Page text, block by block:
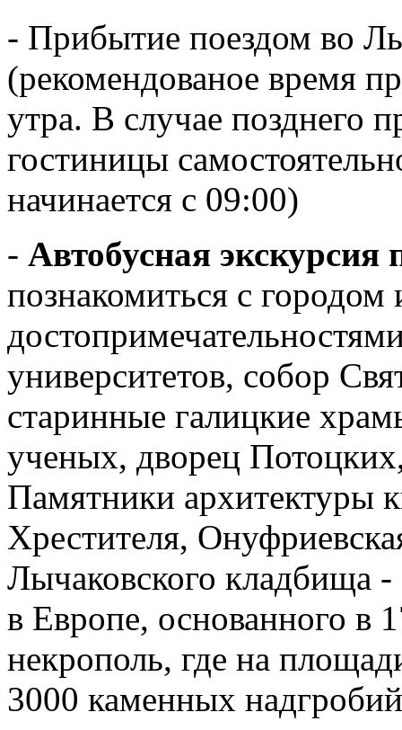
- Прибытие поездом во
(рекомендованое время
утра. В случае позднего
гостиницы
начинается с 09:00)
- Автобусная экскурсия
познакомиться с
университетов, собор
старинные галицкие
ученых, дворец
Памятники архитектуры
Хрестителя,
Лычаковского кладбища
в Европе, основанного в
некрополь, где на
3000 каменных